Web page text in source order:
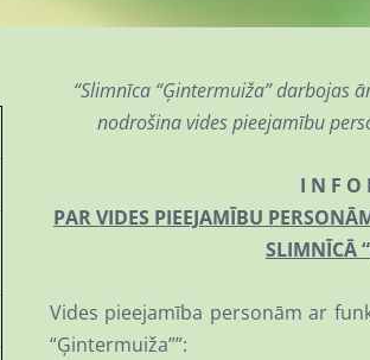
“Slimnīca “Ģintermuiža” darbojas
nodrošina vides pieejamību
I N F O
PAR VIDES PIEEJAMĪBU
SLIMNĪCĀ
Vides pieejamība personām ar
“Ģintermuiža””: